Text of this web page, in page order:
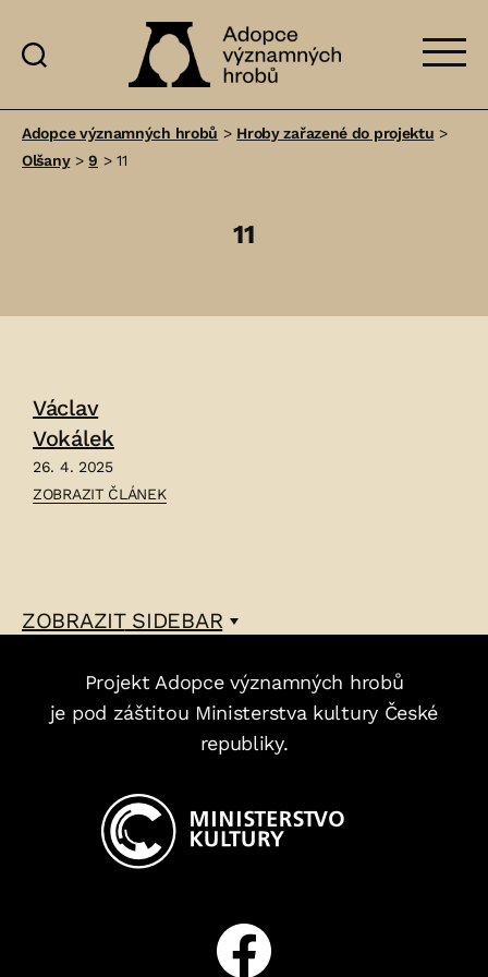
významných
Adopce významných hrobů > Hroby zařazené do projektu >
Olšany>9 >11
11
Václav
Vokálek
26. 4. 2025
ČLÁNEK:
ZOBRAZIT ČLÁNEK
ZOBRAZITSIDEBAR
Projekt Adopce významných hrobů
je pod záštitou Ministerstva kultury České
republiky.
Facebook